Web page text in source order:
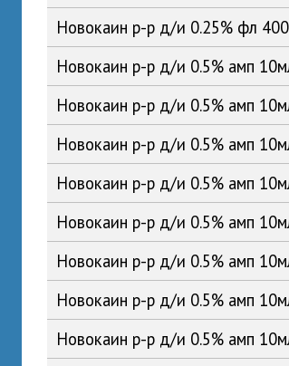
Новокаин р-р д/и 0.25% фл
Новокаин р-р д/и 0.5% амп
Новокаин р-р д/и 0.5% амп
Новокаин р-р д/и 0.5% амп
Новокаин р-р д/и 0.5% амп
Новокаин р-р д/и 0.5% амп
Новокаин р-р д/и 0.5% амп
Новокаин р-р д/и 0.5% амп
Новокаин р-р д/и 0.5% амп